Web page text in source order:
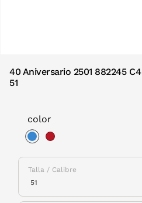
40 Aniversario 2501 882245 C4
51
color
Talla / Calibre